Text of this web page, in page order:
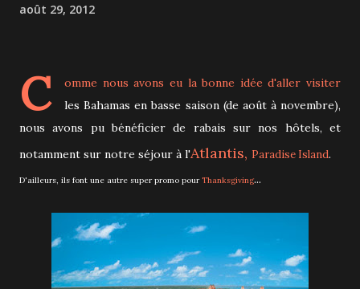
août 29, 2012
C
omme nous avons eu la bonne idée d'aller visiter
les Bahamas en basse saison (de août à novembre),
nous avons pu bénéficier de rabais sur nos hôtels, et
notamment sur notre séjour à l'Atlantis, Paradise Island.
D'ailleurs, ils font une autre super promo pour Thanksgiving...